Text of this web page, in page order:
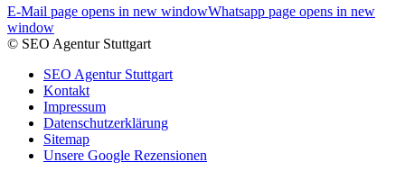
E-Mail page opens in new windowWhatsapp page opens in new
window
© SEO Agentur Stuttgart
SEO Agentur Stuttgart
Kontakt
Impressum
Datenschutzerklärung
Sitemap
Unsere Google Rezensionen